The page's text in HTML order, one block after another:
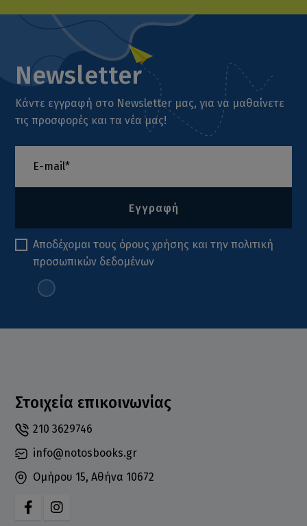
Newsletter
Κάντε εγγραφή στο Newsletter μας, για να μαθαίνετε
τις προσφορές και τα νέα μας!
Εγγραφή
Αποδέχομαι τους όρους χρήσης και τηνπολιτική
προσωπικών δεδομένων
Στοιχεία επικοινωνίας
210 3629746
info@notosbooks.gr
Ομήρου 15, Αθήνα 10672